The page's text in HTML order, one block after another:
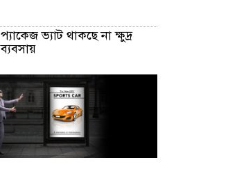
প্যাকেজ ভ্যাট থাকছে না ক্ষুদ্র
ব্যবসায়
অক্টোবরে স্থানীয় সরকার নির্বাচন
আয়োজনের লক্ষ্যে প্রস্তুতি চলছে :
ইসি